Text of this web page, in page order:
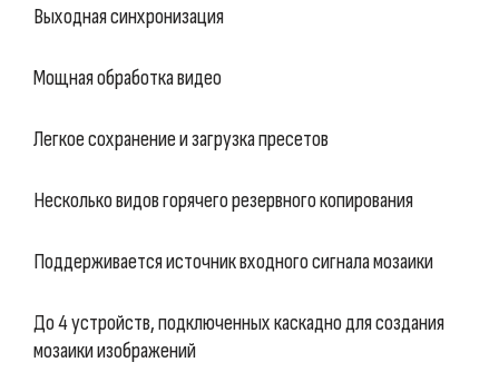
Выходная синхронизация
Мощная обработка видео
Легкое сохранение и загрузка пресетов
Несколько видов горячего резервного копирования
Поддерживается источник входного сигнала мозаики
До 4 устройств, подключенных каскадно для создания
мозаики изображений